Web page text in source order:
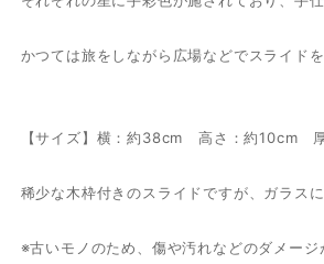
かつては旅をしながら広場などでスライド
【サイズ】横：約38cm 高さ：約10cm
稀少な木枠付きのスライドですが、ガラス
※古いモノのため、傷や汚れなどのダメージ